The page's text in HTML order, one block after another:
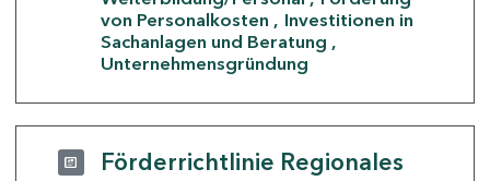
von Personalkosten
Investitionen in
Sachanlagen und Beratung
Unternehmensgründung
Förderrichtlinie Regionales